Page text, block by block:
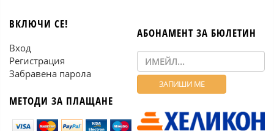
ВКЛЮЧИ СЕ!
Вход
Регистрация
Забравена парола
МЕТОДИ ЗА ПЛАЩАНЕ
АБОНАМЕНТ ЗА БЮЛЕТИН